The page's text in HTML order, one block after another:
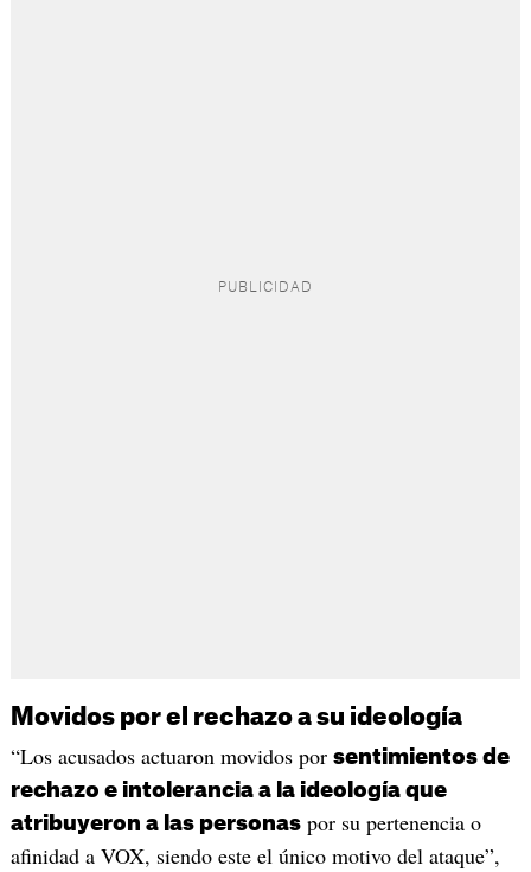
Movidos por el rechazo a su ideología
“Los acusados actuaron movidos por sentimientos de
rechazo e intolerancia a la ideología que
atribuyeron a las personaspor su pertenencia o
afinidad a VOX, siendo este el único motivo del ataque”,